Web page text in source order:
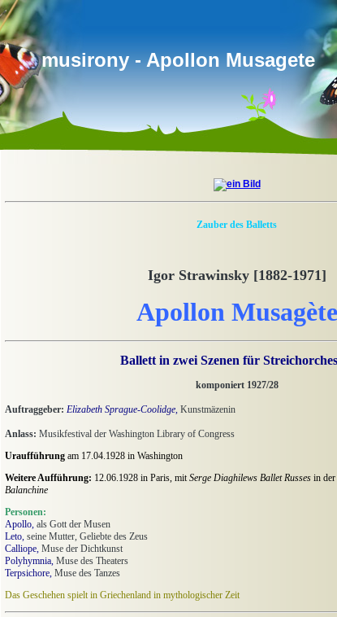
musirony - Apollon Musagete
Zauber des Balletts
Igor Strawinsky [1882-1971]
Apollon Musagète
Ballett in zwei Szenen für
komponiert 1927/28
Auftraggeber: Elizabeth Sprague-Coolidge, Kunstmäzenin
Anlass: Musikfestival der Washington Library of Congress
Uraufführung am 17.04.1928 in Washington
Weitere Aufführung: 12.06.1928 in Paris, mitSerge Diaghilews Ballet Russes in
Balanchine
Personen:
Apollo, als Gott der Musen
Leto, seine Mutter, Geliebte des Zeus
Calliope, Muse der Dichtkunst
Polyhymnia, Muse des Theaters
Terpsichore, Muse des Tanzes
Das Geschehen spielt in Griechenland in mythologischer Zeit